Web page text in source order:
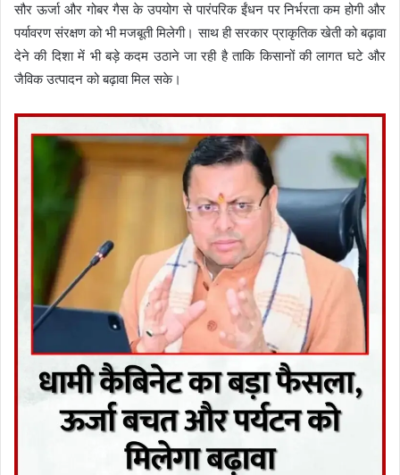
सौर ऊर्जा और गोबर गैस के उपयोग से पारंपरिक ईंधन पर निर्भरता कम होगी और
पर्यावरण संरक्षण को भी मजबूती मिलेगी। साथ ही सरकार प्राकृतिक खेती को बढ़ावा
देने की दिशा में भी बड़े कदम उठाने जा रही है ताकि किसानों की लागत घटे और
जैविक उत्पादन को बढ़ावा मिल सके।